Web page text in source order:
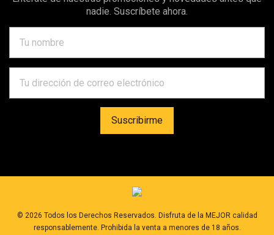
nadie. Suscríbete ahora.
© 2026 Todos los Derechos Reservados. Disfruta de la MEJOR calidad
responsablemente. Prohibida la venta a menores de 18 años.